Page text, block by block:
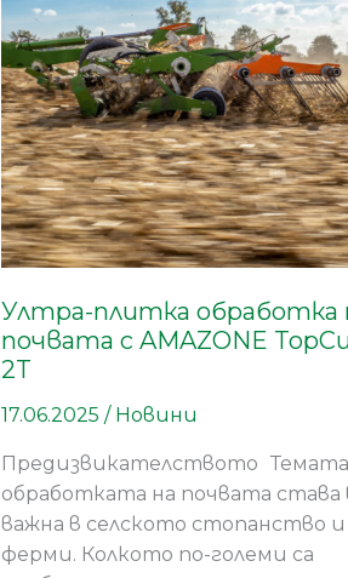
Ултра-плитка обработка
почвата с AMAZONE
2T
17.06.2025/ Новини
Предизвикателството Темата
обработката на почвата става
важна в селското стопанство и
ферми. Колкото по-големи са
на
почвата
с
AMAZONE
TopCut
12000-
2T